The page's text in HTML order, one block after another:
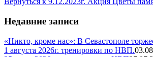
Недавние записи
«Никто, кроме нас»: В Севастополе
1 августа 2026г. тренировки по НВП.